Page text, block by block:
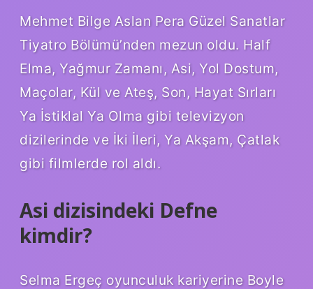
Mehmet Bilge Aslan Pera Güzel Sanatlar
Tiyatro Bölümü’nden mezun oldu. Half
Elma, Yağmur Zamanı, Asi, Yol Dostum,
Maçolar, Kül ve Ateş, Son, Hayat Sırları
Ya İstiklal Ya Olma gibi televizyon
dizilerinde ve İki İleri, Ya Akşam, Çatlak
gibi filmlerde rol aldı.
Asi dizisindeki Defne
kimdir?
Selma Ergeç oyunculuk kariyerine Boyle